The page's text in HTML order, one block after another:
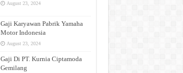
August 23, 2024
Gaji Karyawan Pabrik Yamaha
Motor Indonesia
August 23, 2024
Gaji Di PT. Kurnia Ciptamoda
Gemilang